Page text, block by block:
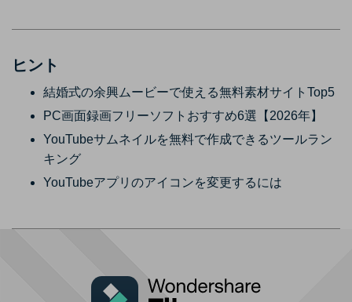
ヒント
結婚式の余興ムービーで使える無料素材サイトTop5
PC画面録画フリーソフトおすすめ6選【2026年】
YouTubeサムネイルを無料で作成できるツールラン
キング
YouTubeアプリのアイコンを変更するには